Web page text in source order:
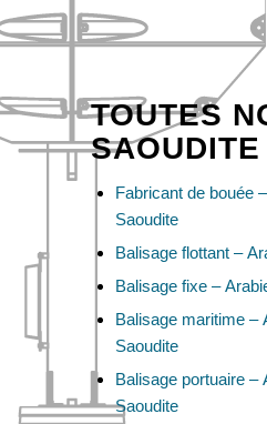
TOUTES
SAOUDITE
Fabricant de bouée
Saoudite
Balisage flottant –
Balisage fixe –
Balisage maritime –
Saoudite
Balisage portuaire –
Saoudite